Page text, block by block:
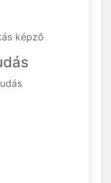
képző